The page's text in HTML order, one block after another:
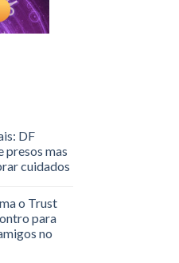
DF
presos mas
cuidados
o Trust
para
no